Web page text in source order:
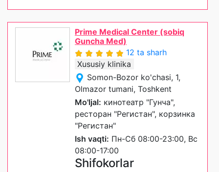
Prime Medical Center (sobiq
Guncha Med)
12 ta sharh
Xususiy klinika
Somon-Bozor ko'chasi, 1,
Olmazor tumani, Toshkent
Mo'ljal: кинотеатр "Гунча",
ресторан "Регистан", корзинка
"Регистан"
Ish vaqti: Пн-Сб 08:00-23:00, Вс
08:00-17:00
Shifokorlar